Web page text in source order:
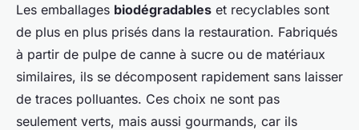
Les emballages biodégradables et recyclables sont
de plus en plus prisés dans la restauration. Fabriqués
à partir de pulpe de canne à sucre ou de matériaux
similaires, ils se décomposent rapidement sans laisser
de traces polluantes. Ces choix ne sont pas
seulement verts, mais aussi gourmands, car ils